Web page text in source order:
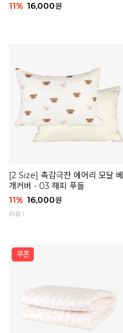
11% 16,000원
[2 Size] 촉감극찬 에어리 모달 베
개커버 - 03 해피 푸들
11% 16,000원
리뷰 1